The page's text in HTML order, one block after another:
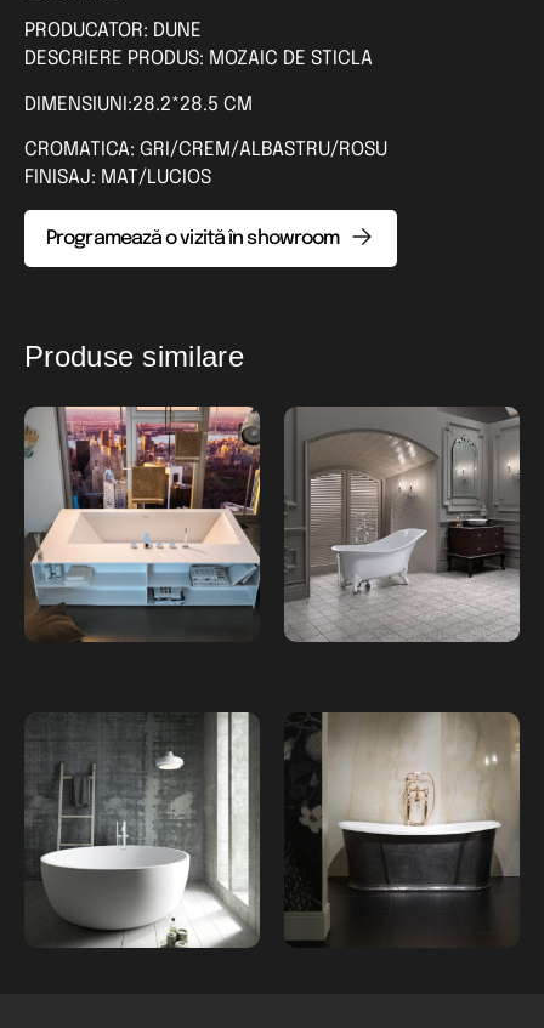
PRODUCATOR: DUNE
DESCRIERE PRODUS: MOZAIC DE STICLA
DIMENSIUNI:28.2*28.5 CM
CROMATICA: GRI/CREM/ALBASTRU/ROSU
FINISAJ: MAT/LUCIOS
Programează o vizită în showroom
Produse similare